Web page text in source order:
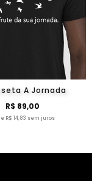
A Jornada
R$ 89,00
R$ 14,83 sem juros